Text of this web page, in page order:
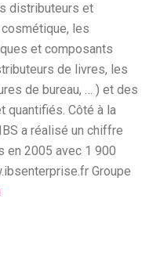
distributeurs et
les
et composants
de livres, les
de bureau, … ) et des
quantifiés. Côté à la
a réalisé un chiffre
en 2005 avec 1 900
Groupe